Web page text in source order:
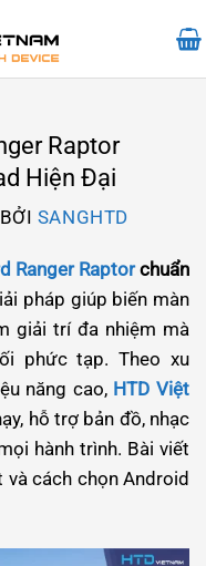
Raptor
Hiện Đại
BỞI SANGHTD
Ranger Raptorchuẩn
pháp giúp biến màn
giải trí đa nhiệm mà
phức tạp. Theo xu
năng cao, HTD Việt
hỗ trợ bản đồ, nhạc
hành trình. Bài viết
cách chọn Android